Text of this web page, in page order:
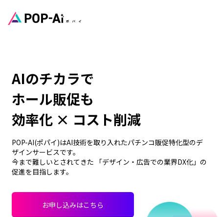
AIのチカラで
ホール販促も
効率化 × コスト削減
POP-AI(ポパイ)はAI技術を取り入れたパチンコ販促特化型のデ
ザインサービスです。
今まで難しいとされてきた 「デザイン・広告での業界DX化」の
促進を目指します。
お申し込みはこちら